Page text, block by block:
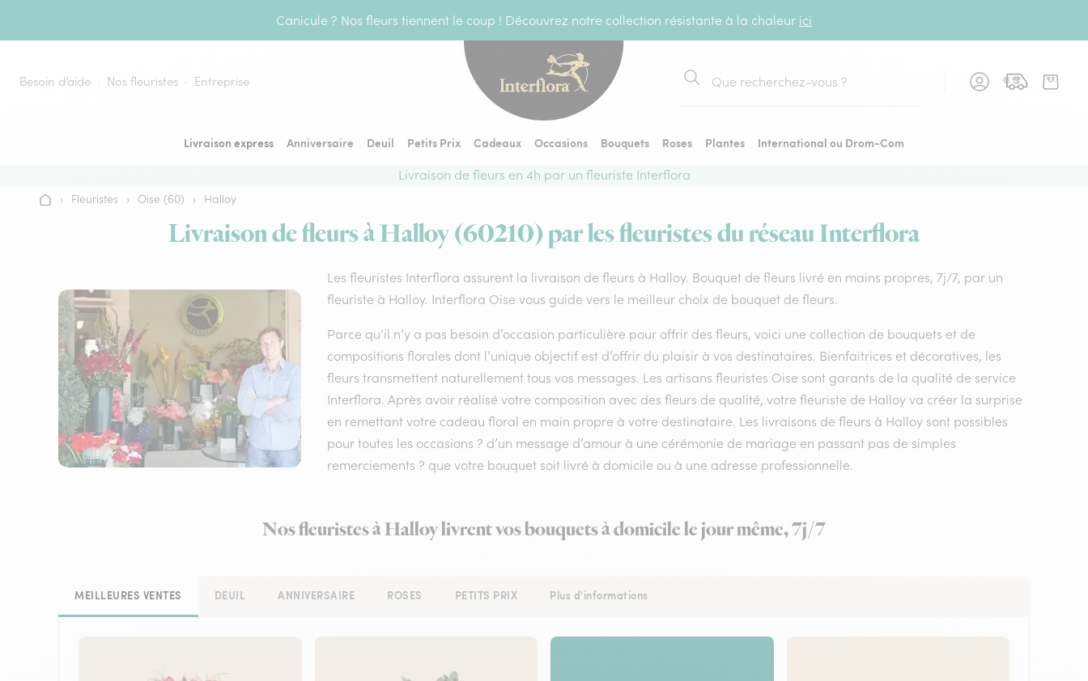
Canicule ? Nos fleurs tiennent le coup ! Découvrez notre collection résistante à la chaleur ici
Besoin d’aide Nos fleuristes Entreprise
Rechercher
Livraison express Anniversaire Deuil Petits Prix Cadeaux Occasions Bouquets Roses Plantes
International ou Drom-Com
Livraison de fleurs en 4h par un fleuriste Interflora
Accueil
› Fleuristes › Oise (60) › Halloy
Livraison de fleurs à Halloy (60210) par les fleuristes du réseau Interflora
Les fleuristes Interflora assurent la livraison de fleurs à Halloy. Bouquet de fleurs livré en mains propres, 7j/7, par un
fleuriste à Halloy. Interflora Oise vous guide vers le meilleur choix de bouquet de fleurs.
Parce qu’il n’y a pas besoin d’occasion particulière pour offrir des fleurs, voici une collection de bouquets et de
compositions florales dont l’unique objectif est d’offrir du plaisir à vos destinataires. Bienfaitrices et décoratives, les
fleurs transmettent naturellement tous vos messages. Les artisans fleuristes Oise sont garants de la qualité de service
Interflora. Après avoir réalisé votre composition avec des fleurs de qualité, votre fleuriste de Halloy va créer la surprise
en remettant votre cadeau floral en main propre à votre destinataire. Les livraisons de fleurs à Halloy sont possibles
pour toutes les occasions ? d’un message d’amour à une cérémonie de mariage en passant pas de simples
remerciements ? que votre bouquet soit livré à domicile ou à une adresse professionnelle.
Nos fleuristes à Halloy livrent vos bouquets à domicile le jour même, 7j/7
MEILLEURES VENTES DEUIL ANNIVERSAIRE ROSES PETITS PRIX Plus d'informations